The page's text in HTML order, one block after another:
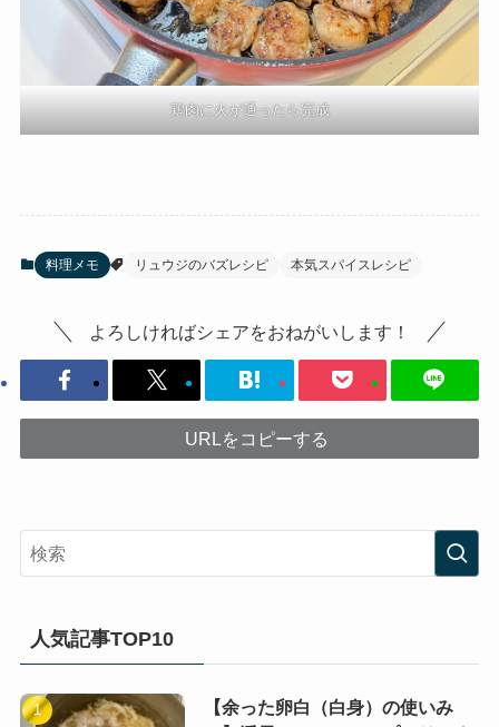
鶏肉に火が通ったら完成
料理メモ リュウジのバズレシピ 本気スパイスレシピ
よろしければシェアをおねがいします！
URLをコピーする
人気記事TOP10
【余った卵白（白身）の使いみ